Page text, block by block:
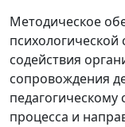
Методическое
содействия
сопровождения
процесса и